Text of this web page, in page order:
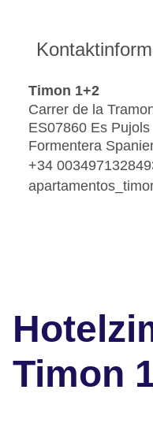
Timon 1+2
Carrer de la
ES07860 Es Pujols
Formentera
+34
Timon